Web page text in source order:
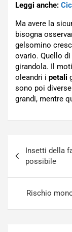
Leggi anche:
Ma avere la
bisogna
gelsomino
ovario. Quello
girandola. Il
oleandri i petali
sono poi
grandi, mentre
articoli
Insetti della
possibile
Rischio